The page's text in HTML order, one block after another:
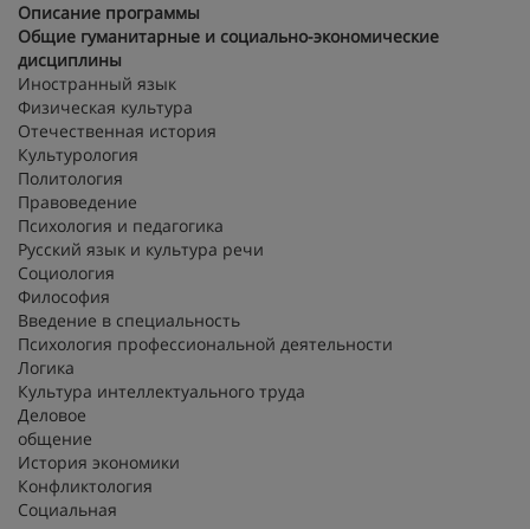
Описание программы
Общие гуманитарные и социально-экономические
дисциплины
Иностранный язык
Физическая культура
Отечественная история
Культурология
Политология
Правоведение
Психология и педагогика
Русский язык и культура речи
Социология
Философия
Введение в специальность
Психология профессиональной деятельности
Логика
Культура интеллектуального труда
Деловое
История экономики
Конфликтология
Социальная